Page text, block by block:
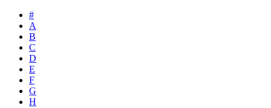
#
A
B
C
D
E
F
G
H